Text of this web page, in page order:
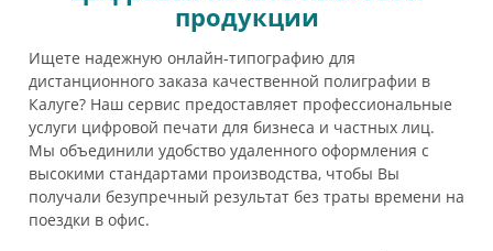
продукции
Ищете надежную онлайн-типографию для
дистанционного заказа качественной полиграфии в
Калуге? Наш сервис предоставляет профессиональные
услуги цифровой печати для бизнеса и частных лиц.
Мы объединили удобство удаленного оформления с
высокими стандартами производства, чтобы Вы
получали безупречный результат без траты времени на
поездки в офис.